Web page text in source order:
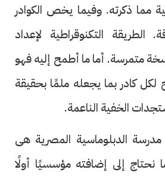
مما ذكرته. وفيما يخص الكوادر
الطريقة التكنوقراطية لإعداد
متمرسة. أما ما أطمح إليه فهو
كادر بما يجعله ملمًا بحقيقة
الخفية الناعمة.
الدبلوماسية المصرية هى
نحتاج إلى إضافته مؤسسيًا أولًا